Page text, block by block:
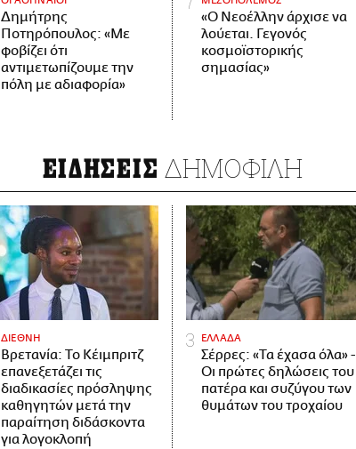
Δημήτρης
Ποτηρόπουλος: «Με
φοβίζει ότι
αντιμετωπίζουμε την
πόλη με αδιαφορία»
«Ο Νεοέλλην άρχισε να
λούεται. Γεγονός
κοσμοϊστορικής
σημασίας»
ΕΙΔΗΣΕΙΣ ΔΗΜΟΦΙΛΗ
ΔΙΕΘΝΗ
Βρετανία: Το Κέιμπριτζ
επανεξετάζει τις
διαδικασίες πρόσληψης
καθηγητών μετά την
παραίτηση διδάσκοντα
για λογοκλοπή
ΕΛΛΑΔΑ
Σέρρες: «Τα έχασα όλα» -
Οι πρώτες δηλώσεις του
πατέρα και συζύγου των
θυμάτων του τροχαίου